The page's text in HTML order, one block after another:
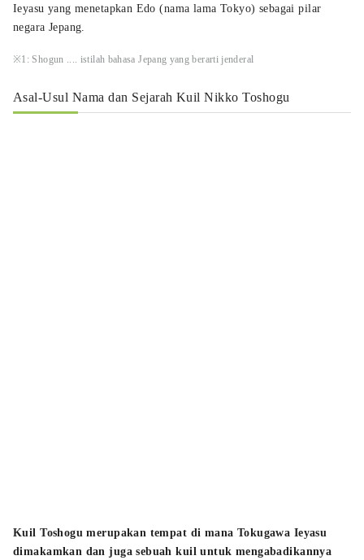
Ieyasu yang menetapkan Edo (nama lama Tokyo) sebagai pilar
negara Jepang.
※1: Shogun .... istilah bahasa Jepang yang berarti jenderal
Asal-Usul Nama dan Sejarah Kuil Nikko Toshogu
Kuil Toshogu merupakan tempat di mana Tokugawa Ieyasu
dimakamkan dan juga sebuah kuil untuk mengabadikannya